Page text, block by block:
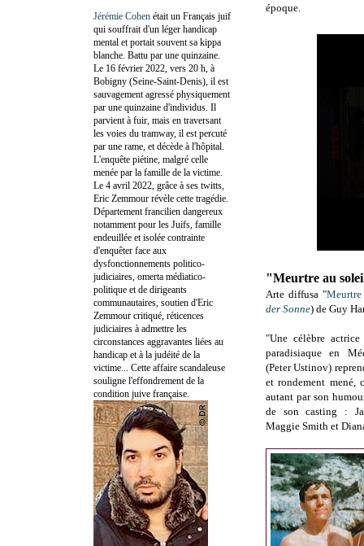
époque.
"Meurtre au
Arte diffusa "
der Sonne) de Guy
"Une célèbre
paradisiaque en
(Peter Ustinov)
et rondement mené,
autant par son
de son casting :
Maggie Smith et
Jérémie Cohen était un Français juif
qui souffrait d'un léger handicap
mental et portait souvent sa kippa
blanche. Battu par une quinzaine.
Le 16 février 2022, vers 20 h, à
Bobigny (Seine-Saint-Denis), il est
sauvagement agressé physiquement
par une quinzaine d'individus. Il
parvient à fuir, mais en traversant
les voies du tramway, il est percuté
par une rame, et décède à l'hôpital.
L'enquête piétine, malgré celle
menée par la famille de la victime.
Le 4 avril 2022, grâce à ses twitts,
Eric Zemmour révèle cette tragédie.
Département francilien dangereux
notamment pour les Juifs, famille
endeuillée et isolée contrainte
d'enquêter face aux
dysfonctionnements politico-
judiciaires, omerta médiatico-
politique et de dirigeants
communautaires, soutien d'Eric
Zemmour critiqué, réticences
judiciaires à admettre les
circonstances aggravantes liées au
handicap et à la judéité de la
victime... Cette affaire scandaleuse
souligne l'effondrement de la
condition juive française.